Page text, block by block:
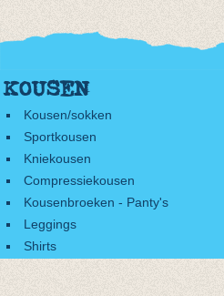
KOUSEN
Kousen/sokken
Sportkousen
Kniekousen
Compressiekousen
Kousenbroeken - Panty's
Leggings
Shirts